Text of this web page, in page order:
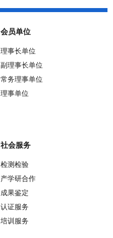
会员单位
理事长单位
副理事长单位
常务理事单位
理事单位
社会服务
检测检验
产学研合作
成果鉴定
认证服务
培训服务